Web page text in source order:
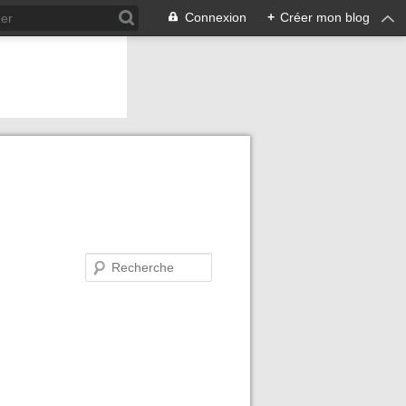
Connexion + Créer mon blog